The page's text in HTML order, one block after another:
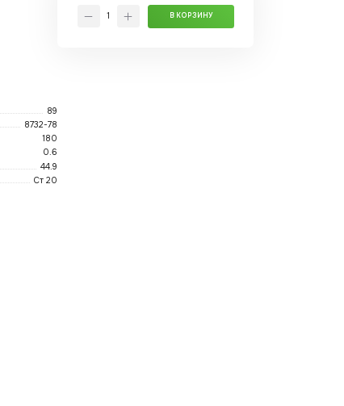
89
8732-78
180
0.6
44.9
Ст 20
В КОРЗИНУ